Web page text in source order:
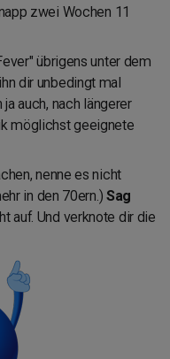
zwei Wochen 11
übrigens unter dem
dir unbedingt mal
auch, nach längerer
möglichst geeignete
nenne es nicht
in den 70ern.) Sag
auf. Und verknote dir die